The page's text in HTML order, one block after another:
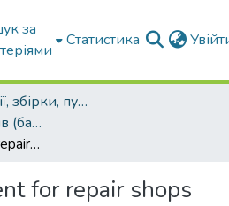
за
Статистика
Конференції, збірки, публікації молодих вчених і здобувачів : магістрів, бакалаврів, аспірантів.
Публікації здобувачів (бакалаврів. магістрів, аспірантів)
Lifting equipment for repair shops
for repair shops